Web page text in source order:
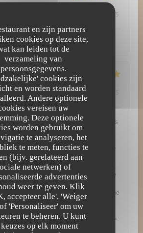
en zijn partners
cookies op deze site,
kan leiden tot de
verzameling van
persoonsgegevens.
cookies zijn
en worden standaard
Andere optionele
vereisen uw
Deze optionele
worden gebruikt om
te analyseren, het
te meten, functies te
(bijv. gerelateerd aan
netwerken) of
advertenties
weer te geven. Klik
accepteer alle', 'Weiger
'Personaliseer' om uw
te beheren. U kunt
op elk moment
/5
simplement excellent !
Gasten 3
: 5/5 Keuken: 5/5 Kwaliteit / Prijs /5
d'exception à L'Atelier 28 Dès
L'Atelier 28 vous plonge dans un
et inoubliable. Chaque détail, de
jusqu'à la dernière bouchée, témoigne
pour la haute gastronomie. Une
et visuelle Les assiettes servies sont
d'art. Chaque plat arrive dressé avec une
mêlant couleurs vibrantes, jeux de
d'une élégance rare. Mais la beauté ne
: en bouche, les associations de saveurs
audacieuses, et mettent à
de saison d'une fraîcheur irréprochable.
et chaleureux Pour sublimer cette